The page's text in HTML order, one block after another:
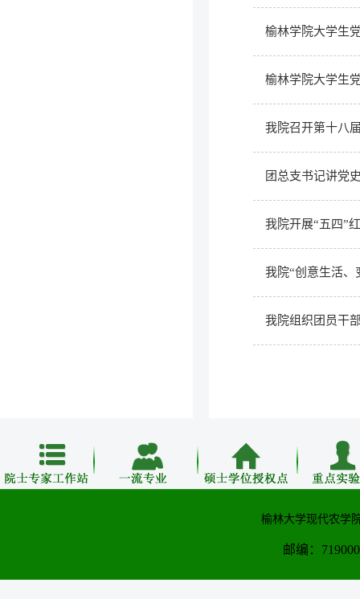
榆林学院大学生
榆林学院大学生
我院召开第十八
团总支书记讲党
我院开展“五四”
我院“创意生活、
我院组织团员干
榆林大学现代农学
邮编：